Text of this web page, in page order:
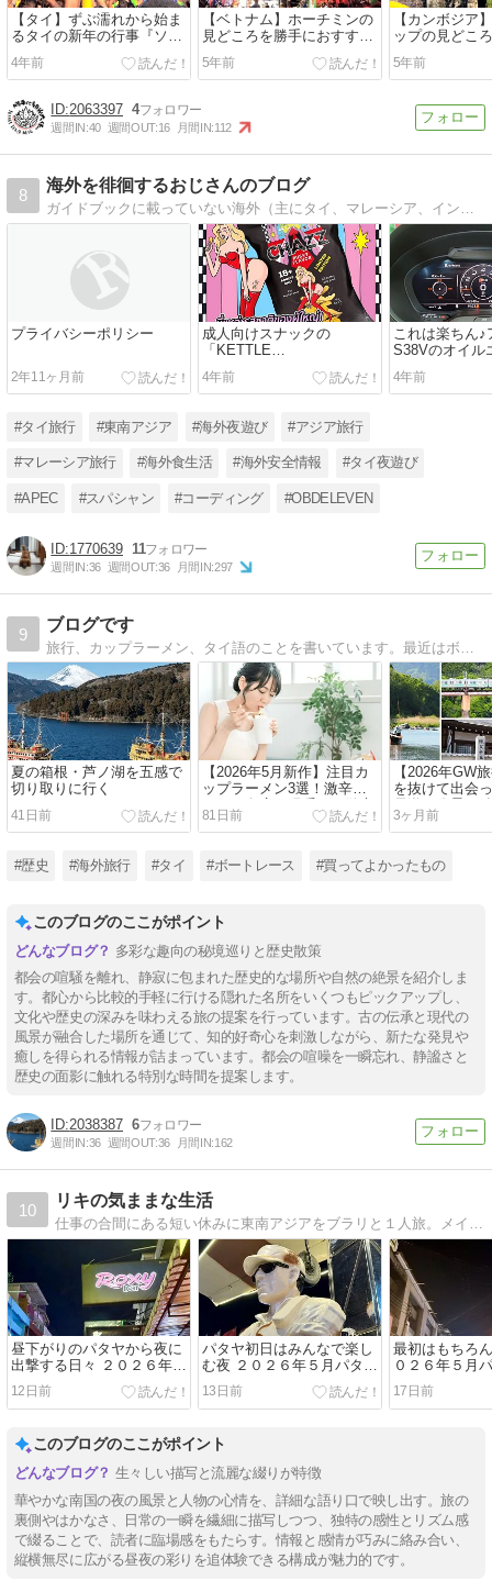
【タイ】ずぶ濡れから始ま
るタイの新年の行事『ソン
クラン』を地域別に勝手に
おすすめ！
4年前
【ベトナム】ホーチミンの
見どころを勝手におすす
め！
5年前
【カンボジア
ップの見どこ
すすめ！
5年前
2063397 4
週間IN:40 週間OUT:16 月間IN:112
8
海外を徘徊するおじさんのブログ
ガイドブックに載っていない海外（主にタイ、マレーシア、インドなどアジア）で経験したいろんな情報（生活・遊び・食事・動物など）を主に紹介していきます。 皆さん宜…
プライバシーポリシー
2年11ヶ月前
成人向けスナックの
「KETTLE
CHIPS」“PUS☆Y
FLAVOR”って、どんな味な
4年前
これは楽ちん♪
S38Vのオイル
交換
4年前
#タイ旅行 #東南アジア #海外夜遊び #アジア旅行
#マレーシア旅行 #海外食生活 #海外安全情報 #タイ夜遊び
#APEC #スパシャン #コーディング #OBDELEVEN
1770639 11
週間IN:36 週間OUT:36 月間IN:297
9
ブログです
夏の箱根・芦ノ湖を五感で
切り取りに行く
41日前
​【2026年5月新作】注目カ
ップラーメン3選！激辛ロ
ゼから名店再現系まで徹底
紹介
81日前
【2026年GW
を抜けて出会
長瀞の絶景と
3ヶ月前
#歴史 #海外旅行 #タイ #ボートレース #買ってよかったもの
このブログのここがポイント
多彩な趣向の秘境巡りと歴史散策
都会の喧騒を離れ、静寂に包まれた歴史的な場所や自然の絶景を紹介しま
す。都心から比較的手軽に行ける隠れた名所をいくつもピックアップし、
文化や歴史の深みを味わえる旅の提案を行っています。古の伝承と現代の
風景が融合した場所を通じて、知的好奇心を刺激しながら、新たな発見や
癒しを得られる情報が詰まっています。都会の喧噪を一瞬忘れ、静謐さと
歴史の面影に触れる特別な時間を提案します。
2038387 6
週間IN:36 週間OUT:36 月間IN:162
10
リキの気ままな生活
昼下がりのパタヤから夜に
出撃する日々 ２０２６年５
月パタヤ旅行５
12日前
パタヤ初日はみんなで楽し
む夜 ２０２６年５月パタヤ
旅行４
13日前
最初はもちろ
０２６年５月
17日前
このブログのここがポイント
生々しい描写と流麗な綴りが特徴
華やかな南国の夜の風景と人物の心情を、詳細な語り口で映し出す。旅の
裏側やはかなさ、日常の一瞬を繊細に描写しつつ、独特の感性とリズム感
で綴ることで、読者に臨場感をもたらす。情報と感情が巧みに絡み合い、
縦横無尽に広がる昼夜の彩りを追体験できる構成が魅力的です。